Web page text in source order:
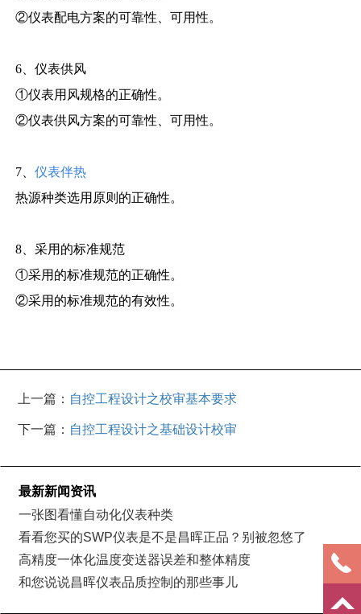
②仪表配电方案的可靠性、可用性。
6、仪表供风
①仪表用风规格的正确性。
②仪表供风方案的可靠性、可用性。
7、 仪表伴热
热源种类选用原则的正确性。
8、采用的标准规范
①采用的标准规范的正确性。
②采用的标准规范的有效性。
上一篇： 自控工程设计之校审基本要求
下一篇： 自控工程设计之基础设计校审
最新新闻资讯
一张图看懂自动化仪表种类
看看您买的SWP仪表是不是昌晖正品？别被忽悠了
高精度一体化温度变送器误差和整体精度
和您说说昌晖仪表品质控制的那些事儿